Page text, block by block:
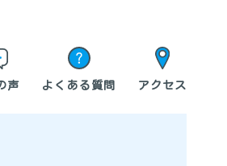
声 よくある質問 アクセス